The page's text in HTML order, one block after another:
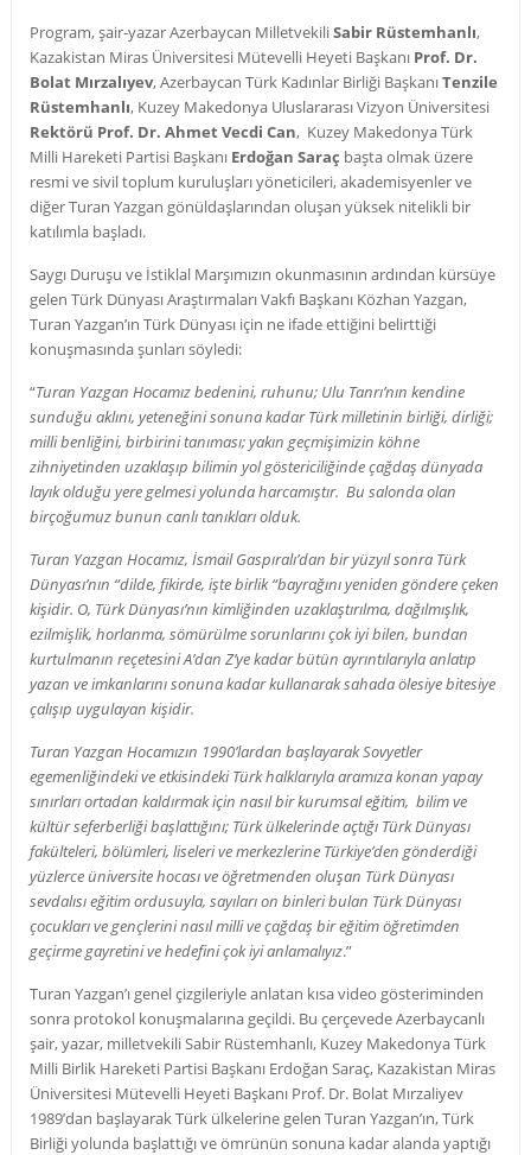
Program, şair-yazar Azerbaycan MilletvekiliSabir Rüstemhanlı,
Kazakistan Miras Üniversitesi Mütevelli Heyeti Başkanı Prof. Dr.
Bolat Mırzalıyev, Azerbaycan Türk Kadınlar Birliği BaşkanıTenzile
Rüstemhanlı, Kuzey Makedonya Uluslararası Vizyon Üniversitesi
Rektörü Prof. Dr. Ahmet Vecdi Can, Kuzey Makedonya Türk
Milli Hareketi Partisi Başkanı Erdoğan Saraç başta olmak üzere
resmi ve sivil toplum kuruluşları yöneticileri, akademisyenler ve
diğer Turan Yazgan gönüldaşlarından oluşan yüksek nitelikli bir
katılımla başladı.
Saygı Duruşu ve İstiklal Marşımızın okunmasının ardından kürsüye
gelen Türk Dünyası Araştırmaları Vakfı Başkanı Közhan Yazgan,
Turan Yazgan’ın Türk Dünyası için ne ifade ettiğini belirttiği
konuşmasında şunları söyledi:
“Turan Yazgan Hocamız bedenini, ruhunu; Ulu Tanrı’nın kendine
sunduğu aklını, yeteneğini sonuna kadar Türk milletinin birliği, dirliği;
milli benliğini, birbirini tanıması; yakın geçmişimizin köhne
zihniyetinden uzaklaşıp bilimin yol göstericiliğinde çağdaş dünyada
layık olduğu yere gelmesi yolunda harcamıştır. Bu salonda olan
birçoğumuz bunun canlı tanıkları olduk.
Turan Yazgan Hocamız, İsmail Gaspıralı’dan bir yüzyıl sonra Türk
Dünyası’nın “dilde, fikirde, işte birlik “bayrağını yeniden göndere çeken
kişidir. O, Türk Dünyası’nın kimliğinden uzaklaştırılma, dağılmışlık,
ezilmişlik, horlanma, sömürülme sorunlarını çok iyi bilen, bundan
kurtulmanın reçetesini A’dan Z’ye kadar bütün ayrıntılarıyla anlatıp
yazan ve imkanlarını sonuna kadar kullanarak sahada ölesiye bitesiye
çalışıp uygulayan kişidir.
Turan Yazgan Hocamızın 1990’lardan başlayarak Sovyetler
egemenliğindeki ve etkisindeki Türk halklarıyla aramıza konan yapay
sınırları ortadan kaldırmak için nasıl bir kurumsal eğitim, bilim ve
kültür seferberliği başlattığını; Türk ülkelerinde açtığı Türk Dünyası
fakülteleri, bölümleri, liseleri ve merkezlerine Türkiye’den gönderdiği
yüzlerce üniversite hocası ve öğretmenden oluşan Türk Dünyası
sevdalısı eğitim ordusuyla, sayıları on binleri bulan Türk Dünyası
çocukları ve gençlerini nasıl milli ve çağdaş bir eğitim öğretimden
geçirme gayretini ve hedefini çok iyi anlamalıyız.”
Turan Yazgan’ı genel çizgileriyle anlatan kısa video gösteriminden
sonra protokol konuşmalarına geçildi. Bu çerçevede Azerbaycanlı
şair, yazar, milletvekili Sabir Rüstemhanlı, Kuzey Makedonya Türk
Milli Birlik Hareketi Partisi Başkanı Erdoğan Saraç, Kazakistan Miras
Üniversitesi Mütevelli Heyeti Başkanı Prof. Dr. Bolat Mırzaliyev
1989’dan başlayarak Türk ülkelerine gelen Turan Yazgan’ın, Türk
Birliği yolunda başlattığı ve ömrünün sonuna kadar alanda yaptığı